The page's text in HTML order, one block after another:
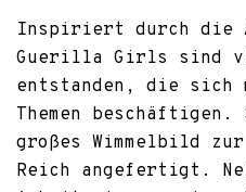
Inspiriert durch die
Guerilla Girls sind
entstanden, die
Themen
großes Wimmelbild
Reich angefertigt.